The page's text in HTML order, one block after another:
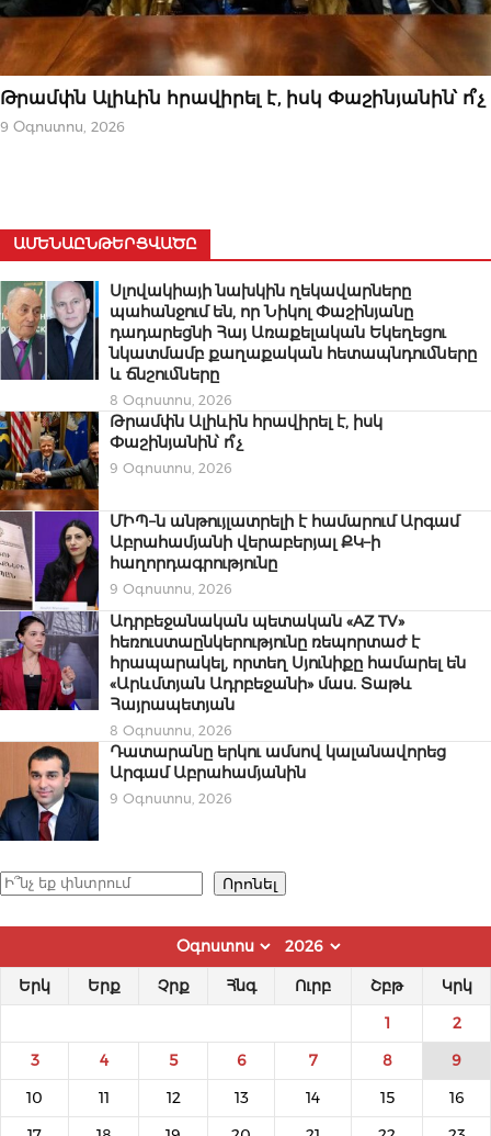
ԿԱՐԵՎՈՐԸ
Թրամփն Ալիևին հրավիրել է, իսկ Փաշինյանին՝ ո՞չ
9 Օգոստոս, 2026
ԱՄԵՆԱԸՆԹԵՐՑՎԱԾԸ
Սլովակիայի նախկին ղեկավարները
պահանջում են, որ Նիկոլ Փաշինյանը
դադարեցնի Հայ Առաքելական Եկեղեցու
նկատմամբ քաղաքական հետապնդումները
և ճնշումները
8 Օգոստոս, 2026
Թրամփն Ալիևին հրավիրել է, իսկ
Փաշինյանին՝ ո՞չ
9 Օգոստոս, 2026
ՄԻՊ–ն անթույլատրելի է համարում Արգամ
Աբրահամյանի վերաբերյալ ՔԿ–ի
հաղորդագրությունը
9 Օգոստոս, 2026
Ադրբեջանական պետական «AZ TV»
հեռուստաընկերությունը ռեպորտաժ է
հրապարակել, որտեղ Սյունիքը համարել են
«Արևմտյան Ադրբեջանի» մաս. Տաթև
Հայրապետյան
8 Օգոստոս, 2026
Դատարանը երկու ամսով կալանավորեց
Արգամ Աբրահամյանին
9 Օգոստոս, 2026
Որոնել Որոնել
Երկ Երք Չրք Հնգ Ուրբ Շբթ Կրկ
1 2
3 4 5 6 7 8 9
10 11 12 13 14 15 16